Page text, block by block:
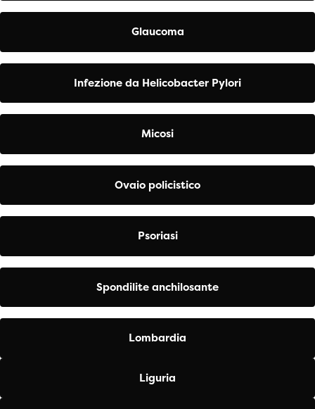
Glaucoma
Infezione da Helicobacter Pylori
Micosi
Ovaio policistico
Psoriasi
Spondilite anchilosante
Lombardia
Liguria